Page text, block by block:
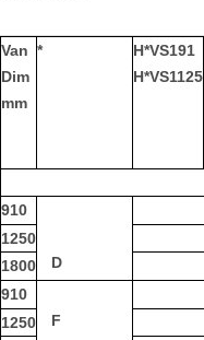
Van
Dim
mm
*
H*VS191
H*VS1125
910
D
1250
1800
910
F
1250